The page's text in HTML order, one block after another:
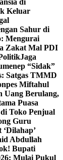
di
Keluar
Sahur di
Mengurai
Zakat Mal PDI
Jaga
“Sidak”
Satgas TMMD
Miftahul
Uang Berulang,
Puasa
Toko Penjual
Guru
Abdullah
Bupati
Mulai Pukul